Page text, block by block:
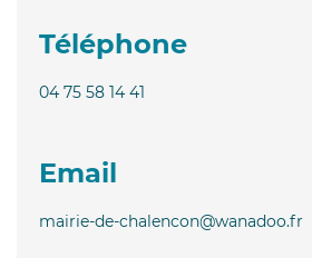
Téléphone
04 75 58 14 41
Email
mairie-de-chalencon@wanadoo.fr